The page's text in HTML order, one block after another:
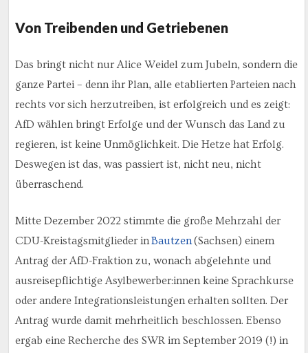
Von Treibenden und Getriebenen
Das bringt nicht nur Alice Weidel zum Jubeln, sondern die
ganze Partei – denn ihr Plan, alle etablierten Parteien nach
rechts vor sich herzutreiben, ist erfolgreich und es zeigt:
AfD wählen bringt Erfolge und der Wunsch das Land zu
regieren, ist keine Unmöglichkeit. Die Hetze hat Erfolg.
Deswegen ist das, was passiert ist, nicht neu, nicht
überraschend.
Mitte Dezember 2022 stimmte die große Mehrzahl der
CDU-Kreistagsmitglieder inBautzen(Sachsen) einem
Antrag der AfD-Fraktion zu, wonach abgelehnte und
ausreisepflichtige Asylbewerber:innen keine Sprachkurse
oder andere Integrationsleistungen erhalten sollten. Der
Antrag wurde damit mehrheitlich beschlossen. Ebenso
ergab eine Recherche des SWR im September 2019 (!) in